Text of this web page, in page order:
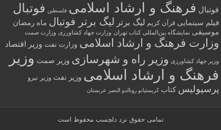
فوتبال فرهنگ و ارشاد اسلامی فلسطین فوتبال
فیلم سینمایی قرآن کریم لیگ برتر لیگ برتر فوتبال ماه رمضان
موسیقی نمایشگاه بین‌المللی کتاب تهران وزارت جهاد کشاورزی وزارت صمت
وزارت فرهنگ و ارشاد اسلامی وزارت نفت وزیر اقتصاد
وزیر جهاد کشاورزی وزیر راه و شهرسازی وزیر صمت وزیر
فرهنگ و ارشاد اسلامی وزیر نفت وزیر نیرو
پرسپولیس کتاب کریستیانو رونالدو النصر عربستان
تمامی حقوق نزد دلچسب محفوظ است